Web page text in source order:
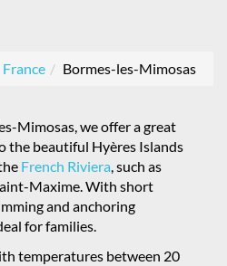
France Bormes-les-Mimosas
Mimosas, we offer a great
the beautiful Hyères Islands
French Riviera, such as
Maxime. With short
and anchoring
for families.
temperatures between 20